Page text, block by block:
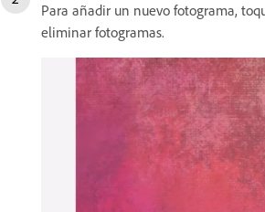
Para añadir un nuevo fotograma,
eliminar fotogramas.